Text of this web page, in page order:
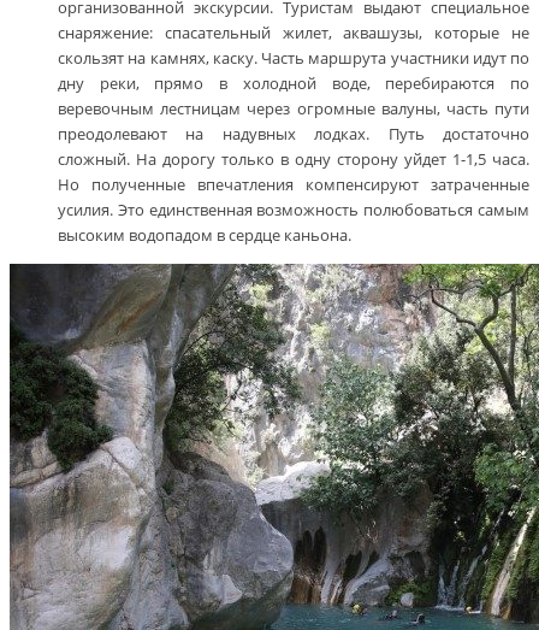
организованной экскурсии. Туристам выдают специальное
снаряжение: спасательный жилет, аквашузы, которые не
скользят на камнях, каску. Часть маршрута участники идут по
дну реки, прямо в холодной воде, перебираются по
веревочным лестницам через огромные валуны, часть пути
преодолевают на надувных лодках. Путь достаточно
сложный. На дорогу только в одну сторону уйдет 1-1,5 часа.
Но полученные впечатления компенсируют затраченные
усилия. Это единственная возможность полюбоваться самым
высоким водопадом в сердце каньона.